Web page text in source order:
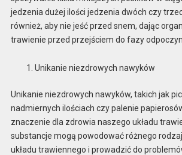
jedzenia dużej ilości jedzenia dwóch czy
również, aby nie jeść przed snem, dając
trawienie przed przejściem do fazy
Unikanie niezdrowych nawyków
Unikanie niezdrowych nawyków, takich jak
nadmiernych ilościach czy palenie
znaczenie dla zdrowia naszego układu
substancje mogą powodować różnego
układu trawiennego i prowadzić do